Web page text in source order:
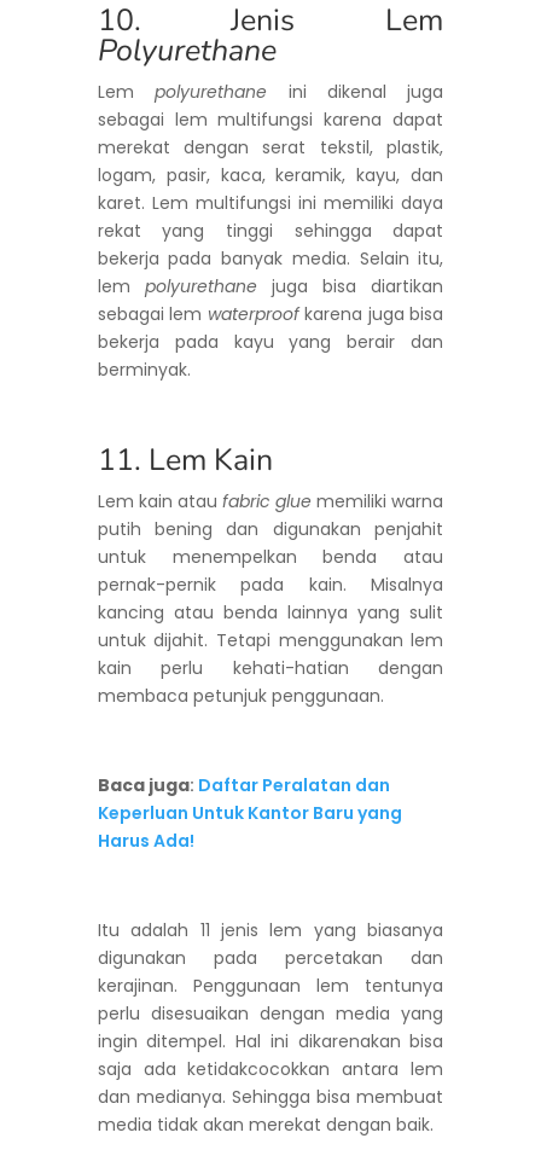
10. Jenis Lem
Polyurethane
Lempolyurethane ini dikenal juga
sebagai lem multifungsi karena dapat
merekat dengan serat tekstil, plastik,
logam, pasir, kaca, keramik, kayu, dan
karet. Lem multifungsi ini memiliki daya
rekat yang tinggi sehingga dapat
bekerja pada banyak media. Selain itu,
lem polyurethane juga bisa diartikan
sebagai lem waterproofkarena juga bisa
bekerja pada kayu yang berair dan
berminyak.
11. Lem Kain
Lem kain atau fabric glue memiliki warna
putih bening dan digunakan penjahit
untuk menempelkan benda atau
pernak-pernik pada kain. Misalnya
kancing atau benda lainnya yang sulit
untuk dijahit. Tetapi menggunakan lem
kain perlu kehati-hatian dengan
membaca petunjuk penggunaan.
Baca juga: Daftar Peralatan dan
Keperluan Untuk Kantor Baru yang
Harus Ada!
Itu adalah 11 jenis lem yang biasanya
digunakan pada percetakan dan
kerajinan. Penggunaan lem tentunya
perlu disesuaikan dengan media yang
ingin ditempel. Hal ini dikarenakan bisa
saja ada ketidakcocokkan antara lem
dan medianya. Sehingga bisa membuat
media tidak akan merekat dengan baik.